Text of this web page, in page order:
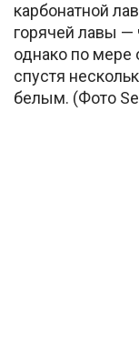
карбонатной
горячей лавы
однако по мере
спустя
белым. (Фото